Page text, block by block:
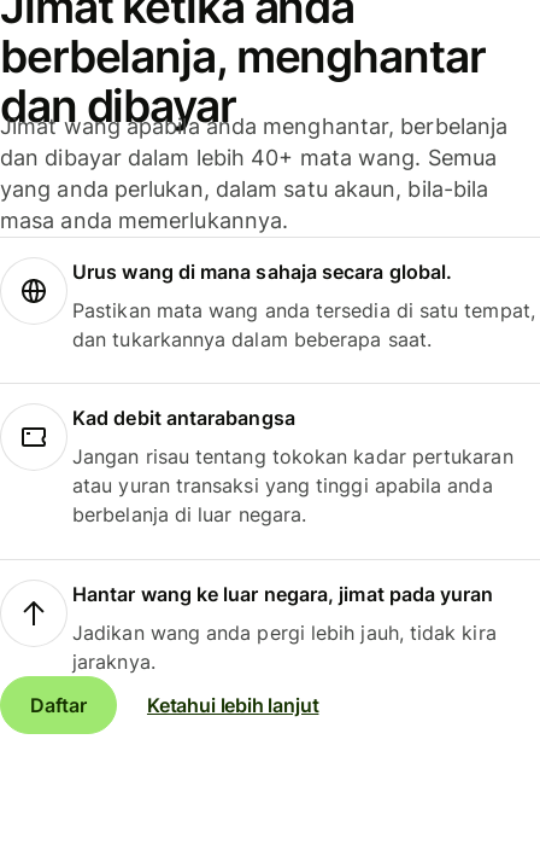
berbelanja, menghantar
dan dibayar
Jimat wang apabila anda menghantar, berbelanja
dan dibayar dalam lebih 40+ mata wang. Semua
yang anda perlukan, dalam satu akaun, bila-bila
masa anda memerlukannya.
Urus wang di mana sahaja secara global.
Pastikan mata wang anda tersedia di satu tempat,
dan tukarkannya dalam beberapa saat.
Kad debit antarabangsa
Jangan risau tentang tokokan kadar pertukaran
atau yuran transaksi yang tinggi apabila anda
berbelanja di luar negara.
Hantar wang ke luar negara, jimat pada yuran
Jadikan wang anda pergi lebih jauh, tidak kira
jaraknya.
Daftar
Ketahui lebih lanjut